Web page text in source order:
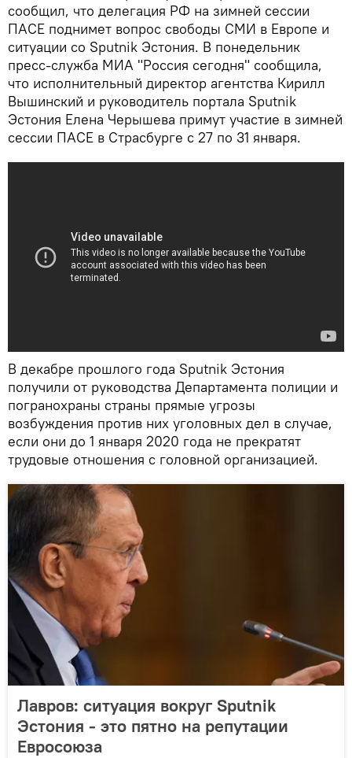
сообщил, что делегация РФ на зимней сессии
ПАСЕ поднимет вопрос свободы СМИ в Европе и
ситуации со Sputnik Эстония. В понедельник
пресс-служба МИА "Россия сегодня" сообщила,
что исполнительный директор агентства Кирилл
Вышинский и руководитель портала Sputnik
Эстония Елена Черышева примут участие в зимней
сессии ПАСЕ в Страсбурге с 27 по 31 января.
В декабре прошлого года Sputnik Эстония
получили от руководства Департамента полиции и
погранохраны страны прямые угрозы
возбуждения против них уголовных дел в случае,
если они до 1 января 2020 года не прекратят
трудовые отношения с головной организацией.
Лавров: ситуация вокруг Sputnik
Эстония - это пятно на репутации
Евросоюза